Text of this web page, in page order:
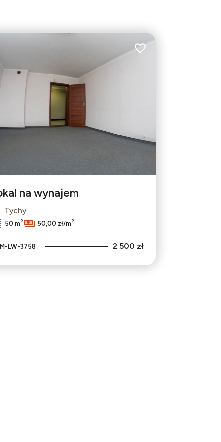
Dodaj do ulubionych
na wynajem
Tychy
50 m2 50,00 zł/m2
LW-3758 2 500 zł